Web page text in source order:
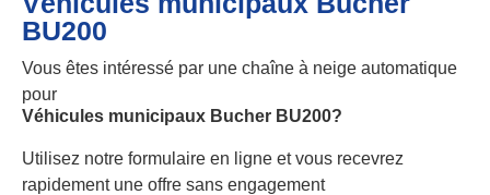
BU200
Vous êtes intéressé par une chaîne à neige automatique
pour
Véhicules municipaux Bucher BU200?
Utilisez notre formulaire en ligne et vous recevrez
rapidement une offre sans engagement